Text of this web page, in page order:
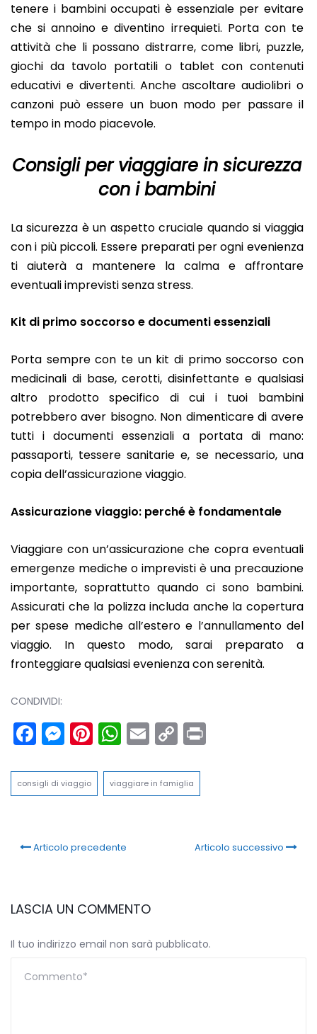
tenere i bambini occupati è essenziale per evitare
che si annoino e diventino irrequieti. Porta con te
attività che li possano distrarre, come libri, puzzle,
giochi da tavolo portatili o tablet con contenuti
educativi e divertenti. Anche ascoltare audiolibri o
canzoni può essere un buon modo per passare il
tempo in modo piacevole.
Consigli per viaggiare in sicurezza
con i bambini
La sicurezza è un aspetto cruciale quando si viaggia
con i più piccoli. Essere preparati per ogni evenienza
ti aiuterà a mantenere la calma e affrontare
eventuali imprevisti senza stress.
Kit di primo soccorso e documenti essenziali
Porta sempre con te un kit di primo soccorso con
medicinali di base, cerotti, disinfettante e qualsiasi
altro prodotto specifico di cui i tuoi bambini
potrebbero aver bisogno. Non dimenticare di avere
tutti i documenti essenziali a portata di mano:
passaporti, tessere sanitarie e, se necessario, una
copia dell’assicurazione viaggio.
Assicurazione viaggio: perché è fondamentale
Viaggiare con un’assicurazione che copra eventuali
emergenze mediche o imprevisti è una precauzione
importante, soprattutto quando ci sono bambini.
Assicurati che la polizza includa anche la copertura
per spese mediche all’estero e l’annullamento del
viaggio. In questo modo, sarai preparato a
fronteggiare qualsiasi evenienza con serenità.
CONDIVIDI:
Facebook
Messenger
Pinterest
WhatsApp
Email
Copy
Link
consigli di viaggio viaggiare in famiglia
Articolo precedente Articolo successivo
LASCIA UN COMMENTO
Il tuo indirizzo email non sarà pubblicato.